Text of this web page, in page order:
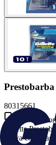
80315661
Envío a
Gillette
activa con el